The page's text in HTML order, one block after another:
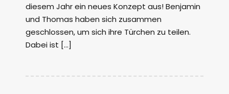
diesem Jahr ein neues Konzept aus! Benjamin
und Thomas haben sich zusammen
geschlossen, um sich ihre Türchen zu teilen.
Dabei ist […]